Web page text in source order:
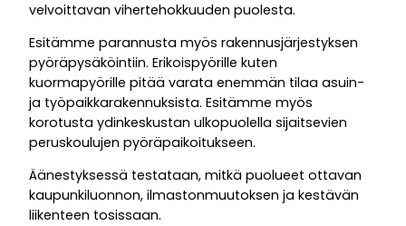
velvoittavan vihertehokkuuden puolesta.
Esitämme parannusta myös rakennusjärjestyksen
pyöräpysäköintiin. Erikoispyörille kuten
kuormapyörille pitää varata enemmän tilaa asuin-
ja työpaikkarakennuksista. Esitämme myös
korotusta ydinkeskustan ulkopuolella sijaitsevien
peruskoulujen pyöräpaikoitukseen.
Äänestyksessä testataan, mitkä puolueet ottavan
kaupunkiluonnon, ilmastonmuutoksen ja kestävän
liikenteen tosissaan.